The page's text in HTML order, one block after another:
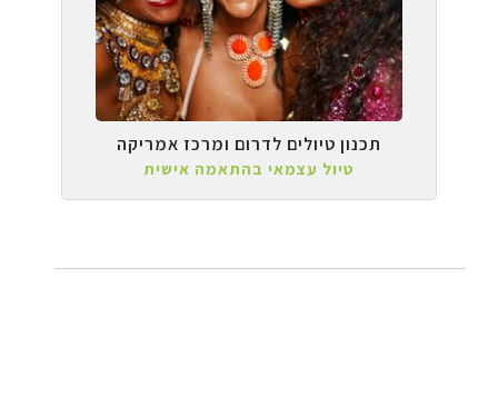
תכנון טיולים לדרום ומרכז אמריקה
טיול עצמאי בהתאמה אישית